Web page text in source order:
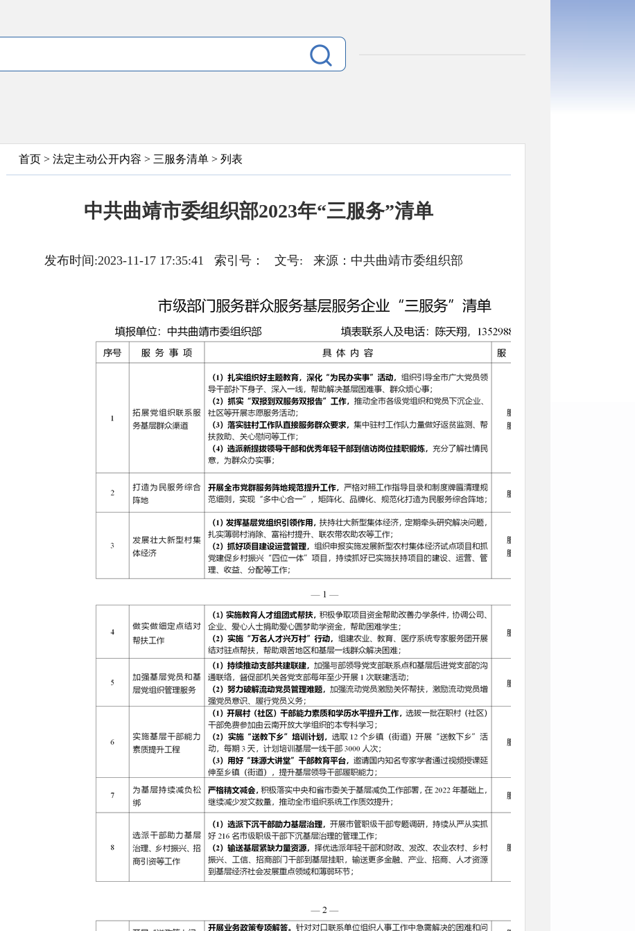
首页 > 法定主动公开内容 > 三服务清单 > 列表
中共曲靖市委组织部2023年“三服务”清单
发布时间:2023-11-17 17:35:41 索引号： 文号: 来源：中共曲靖市委组织部